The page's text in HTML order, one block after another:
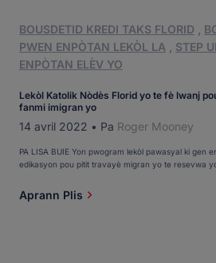
BOUSDETID KREDI TAKS FLORID
PWEN ENPÒTAN LEKÒL LA
STEP
ENPÒTAN ELÈV YO
Lekòl Katolik Nòdès Florid yo te fè lwanj
fanmi imigran yo
14 avril 2022 • Pa Roger Mooney
PA LISA BUIE Yon pwogram lekòl pawasyal ki gen
edikasyon pou pitit travayè migran yo te resevwa
Seton nan Palm Coast, Florid, pral resevwa prim
bay prim lan bay yon moun oswa yon enstitisyon [...]
Aprann Plis